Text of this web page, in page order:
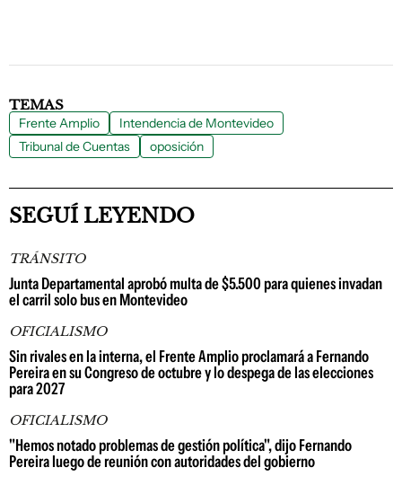
TEMAS
Frente Amplio
Intendencia de Montevideo
Tribunal de Cuentas
oposición
SEGUÍ LEYENDO
TRÁNSITO
Junta Departamental aprobó multa de $5.500 para quienes invadan
el carril solo bus en Montevideo
OFICIALISMO
Sin rivales en la interna, el Frente Amplio proclamará a Fernando
Pereira en su Congreso de octubre y lo despega de las elecciones
para 2027
OFICIALISMO
"Hemos notado problemas de gestión política", dijo Fernando
Pereira luego de reunión con autoridades del gobierno